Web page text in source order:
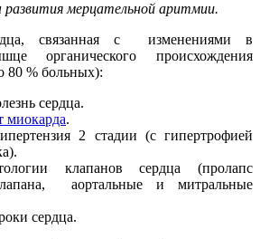
мерцательной аритмии.
связанная с изменениями в
органического происхождения
80 % больных):
сердца.
миокарда.
2 стадии (с гипертрофией
клапанов сердца (пролапс
аортальные и митральные
сердца.